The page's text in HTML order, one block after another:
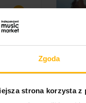
Zgoda
strona korzysta z
16$